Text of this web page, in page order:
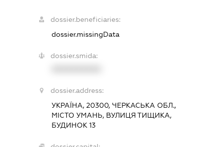
dossier.beneficiaries:
dossier.missingData
dossier.smida:
dossier.address:
УКРАЇНА, 20300, ЧЕРКАСЬКА ОБЛ.,
МІСТО УМАНЬ, ВУЛИЦЯ ТИЩИКА,
БУДИНОК 13